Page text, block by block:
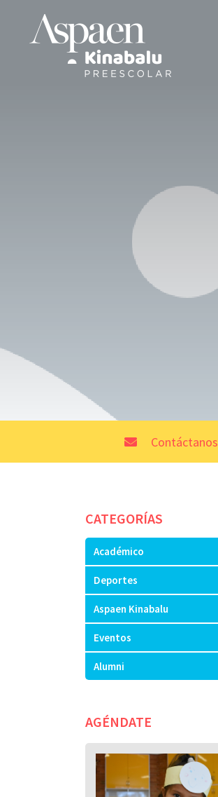
Contáctanos
CATEGORÍAS
Académico
Deportes
Aspaen Kinabalu
Eventos
Alumni
AGÉNDATE